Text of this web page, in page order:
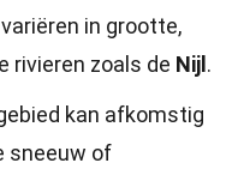
in grootte,
rivieren zoals de Nijl .
kan afkomstig
sneeuw of